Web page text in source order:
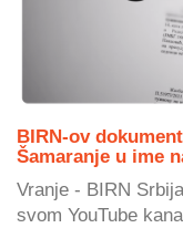
BIRN-ov
Šamaranje u ime
Vranje - BIRN
svom YouTube